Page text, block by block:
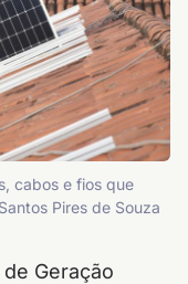
cabos e fios que
Pires de Souza
Geração